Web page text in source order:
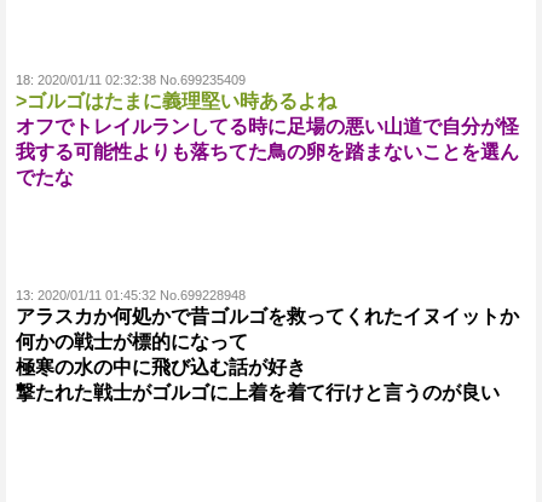
18: 2020/01/11 02:32:38 No.699235409
>ゴルゴはたまに義理堅い時あるよね
オフでトレイルランしてる時に足場の悪い山道で自分が怪
我する可能性よりも落ちてた鳥の卵を踏まないことを選ん
でたな
13: 2020/01/11 01:45:32 No.699228948
アラスカか何処かで昔ゴルゴを救ってくれたイヌイットか
何かの戦士が標的になって
極寒の水の中に飛び込む話が好き
撃たれた戦士がゴルゴに上着を着て行けと言うのが良い